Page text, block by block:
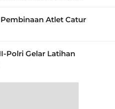
Atlet Catur
Polri Gelar Latihan